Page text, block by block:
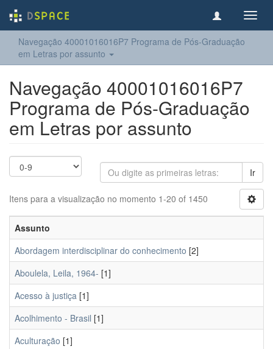
Navegação 40001016016P7 Programa de Pós-Graduação
em Letras por assunto
Navegação 40001016016P7
Programa de Pós-Graduação
em Letras por assunto
Ir
Itens para a visualização no momento 1-20 of 1450
Assunto
Abordagem interdisciplinar do conhecimento [2]
Aboulela, Leila, 1964- [1]
Acesso à justiça [1]
Acolhimento - Brasil [1]
Aculturação [1]